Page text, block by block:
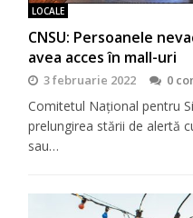
LOCALE
CNSU: Persoanele
avea acces în mall-uri
3 februarie 2022 0
Comitetul Național pentru
prelungirea stării de alertă
sau…